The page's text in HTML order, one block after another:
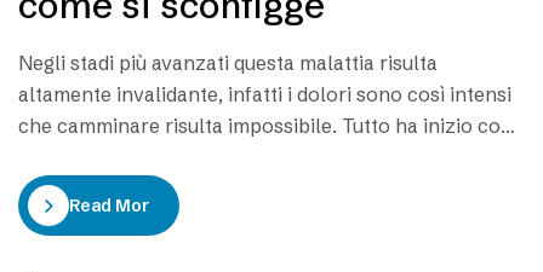
Negli stadi più avanzati questa malattia risulta
altamente invalidante, infatti i dolori sono così intensi
che camminare risulta impossibile. Tutto ha inizio con
nel tempo. Ignorarli significherebbe solo tardare una
diagnosi precoce, l’unico strumento in grado di
Read More